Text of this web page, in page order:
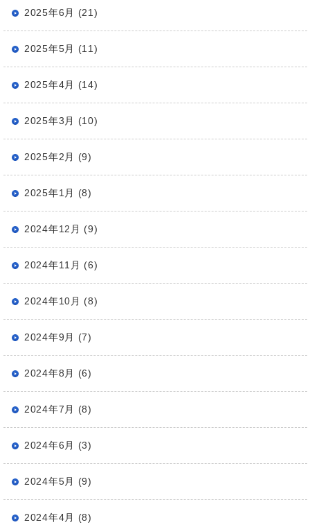
2025年6月 (21)
2025年5月 (11)
2025年4月 (14)
2025年3月 (10)
2025年2月 (9)
2025年1月 (8)
2024年12月 (9)
2024年11月 (6)
2024年10月 (8)
2024年9月 (7)
2024年8月 (6)
2024年7月 (8)
2024年6月 (3)
2024年5月 (9)
2024年4月 (8)